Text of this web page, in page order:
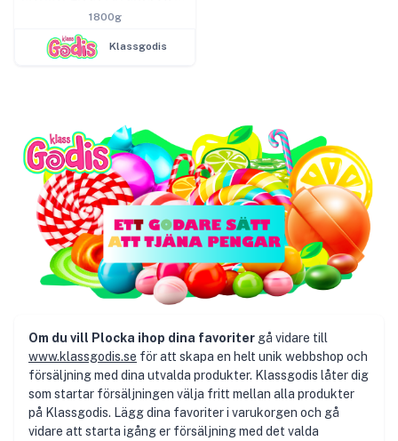
1800g
Klassgodis
Om du vill Plocka ihop dina favoriter gå vidare till
www.klassgodis.se för att skapa en helt unik webbshop och
försäljning med dina utvalda produkter. Klassgodis låter dig
som startar försäljningen välja fritt mellan alla produkter
på Klassgodis. Lägg dina favoriter i varukorgen och gå
vidare att starta igång er försäljning med det valda